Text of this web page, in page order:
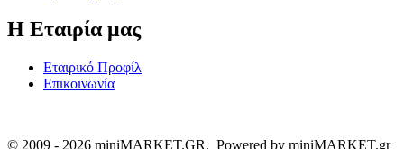
Η Εταιρία μας
Εταιρικό Προφίλ
Επικοινωνία
© 2009 - 2026 miniMARKET.GR. Powered by miniMARKET.gr